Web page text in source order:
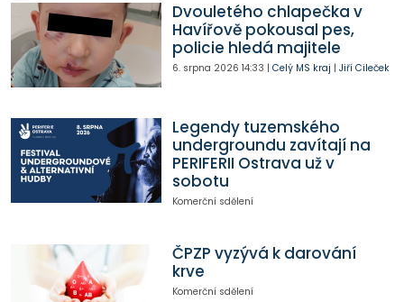
Dvouletého chlapečka v
Havířově pokousal pes,
policie hledá majitele
6. srpna 2026 14:33 | Celý MS kraj | Jiří Cileček
Legendy tuzemského
undergroundu zavítají na
PERIFERII Ostrava už v
sobotu
Komerční sdělení
ČPZP vyzývá k darování
krve
Komerční sdělení